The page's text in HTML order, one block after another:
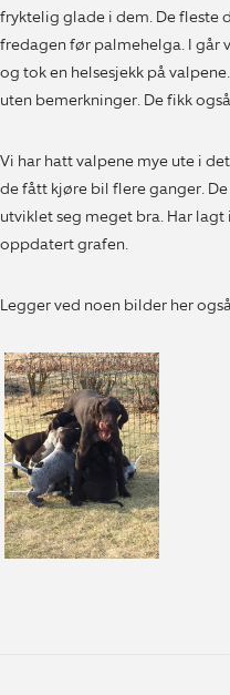
fryktelig glade i dem. De fleste
fredagen før palmehelga. I går
og tok en helsesjekk på
uten bemerkninger. De fikk
Vi har hatt valpene mye ute i
de fått kjøre bil flere ganger.
utviklet seg meget bra. Har
oppdatert grafen.
Legger ved noen bilder her